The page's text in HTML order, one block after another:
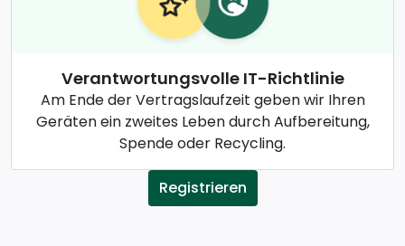
Verantwortungsvolle IT-Richtlinie
Am Ende der Vertragslaufzeit geben wir Ihren
Geräten ein zweites Leben durch Aufbereitung,
Spende oder Recycling.
Registrieren